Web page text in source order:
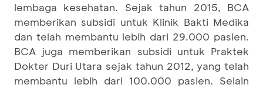
lembaga kesehatan. Sejak tahun 2015, BCA
memberikan subsidi untuk Klinik Bakti Medika
dan telah membantu lebih dari 29.000 pasien.
BCA juga memberikan subsidi untuk Praktek
Dokter Duri Utara sejak tahun 2012, yang telah
membantu lebih dari 100.000 pasien. Selain